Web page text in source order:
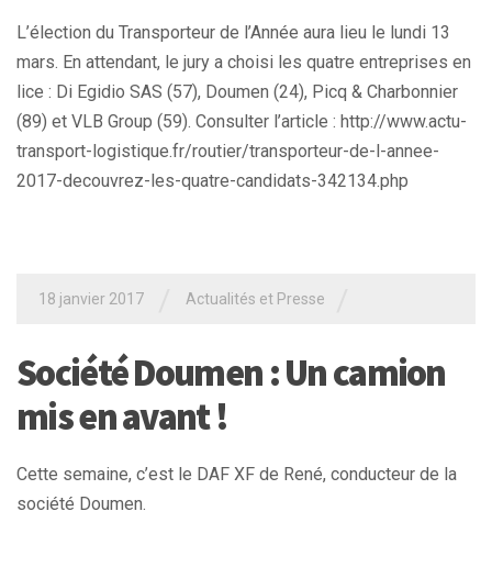
L’élection du Transporteur de l’Année aura lieu le lundi 13
mars. En attendant, le jury a choisi les quatre entreprises en
lice : Di Egidio SAS (57), Doumen (24), Picq & Charbonnier
(89) et VLB Group (59). Consulter l’article : http://www.actu-
transport-logistique.fr/routier/transporteur-de-l-annee-
2017-decouvrez-les-quatre-candidats-342134.php
18 janvier 2017 Actualités et Presse
Société Doumen : Un camion
mis en avant !
Cette semaine, c’est le DAF XF de René, conducteur de la
société Doumen.